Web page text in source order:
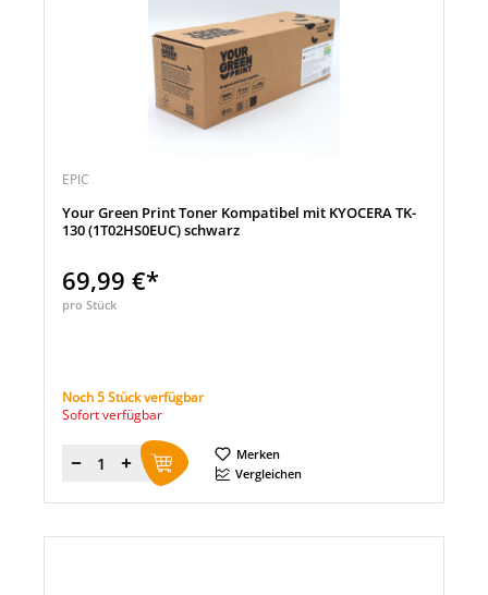
EPIC
Your Green Print Toner Kompatibel mit KYOCERA TK-
130 (1T02HS0EUC) schwarz
69,99 €*
pro Stück
Noch 5 Stück verfügbar
Sofort verfügbar
Menge
Merken
Vergleichen